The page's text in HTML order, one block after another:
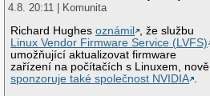
4.8. 20:11 | Komunita
Richard Hughesoznámil
, že službu
Linux Vendor Firmware Service (LVFS)
umožňující aktualizovat firmware
zařízení na počítačích s Linuxem, nově
sponzoruje také společnost NVIDIA